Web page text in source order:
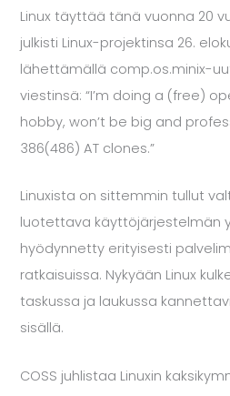
Linux täyttää tänä vuonna 20
julkisti Linux-projektinsa 26.
lähettämällä comp.os.minix-
viestinsä: “I’m doing a (free)
hobby, won’t be big and
386(486) AT clones.”
Linuxista on sittemmin tullut
luotettava käyttöjärjestelmän
hyödynnetty erityisesti
ratkaisuissa. Nykyään Linux
taskussa ja laukussa
sisällä.
COSS juhlistaa Linuxin